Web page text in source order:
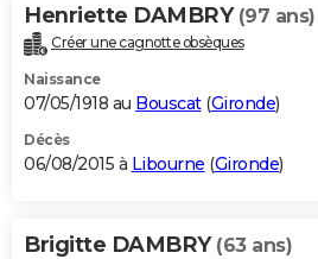
Henriette DAMBRY (97 ans)
Créer une cagnotte obsèques
Naissance
07/05/1918 au Bouscat(Gironde)
Décès
06/08/2015 à Libourne (Gironde)
Brigitte DAMBRY (63 ans)